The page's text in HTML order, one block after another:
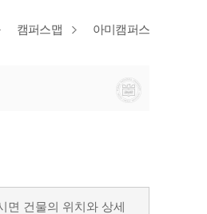
캠퍼스맵 아미캠퍼스
면 건물의 위치와 상세